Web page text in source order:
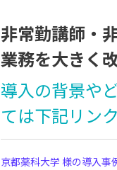
非常勤講師・
業務を大きく
導入の背景や
ては下記リン
京都薬科大学 様の導入事